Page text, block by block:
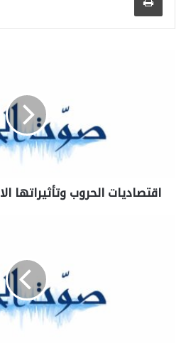
اقتصاديات الحروب وتأثيراتها